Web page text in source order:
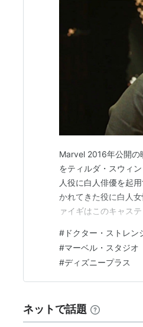
（
マイティ・ソー バトル
ガーディアンズ・オブ
スパイダーマン：ホー
エージェント・カーター
ドクター・ストレンジ
シビル・ウォー／キャ
エージェント・カーター
Marvel ジェシカ・ジョ
アントマン （2015） 製作
アベンジャーズ／エイ
キャプテン・アメリカ
マイティ・ソー／ダー
アイアンマン3 （2013）
アベンジャーズ （2012
アメイジング・スパイダ
キャプテン・アメリカ
マイティ・ソー（2011）
Marvel 2016年公開の
をティルダ・スウィ
人役に白人俳優を起
かれてきた役に白人
ァイギはこのキャス
"wake-up call…
# ドクター・ストレン
#マーベル・スタジオ
#ディズニープラス
ネットで話題